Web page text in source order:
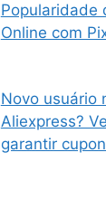
Popularidade
Online com
Novo usuário
Aliexpress?
garantir